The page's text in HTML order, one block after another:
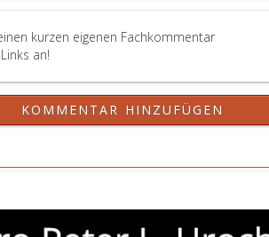
kurzen eigenen Fachkommentar
an!
KOMMENTAR HINZUFÜGEN